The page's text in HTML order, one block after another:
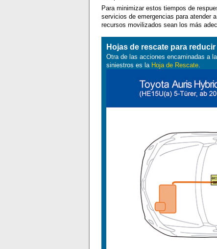
Para minimizar estos tiempos de
servicios de emergencias para atender
recursos movilizados sean los más
Hojas de rescate para
Otra de las acciones encaminadas a
siniestros es la Hoja de Rescate.